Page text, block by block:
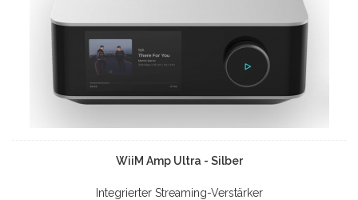
WiiM Amp Ultra - Silber
Integrierter Streaming-Verstärker